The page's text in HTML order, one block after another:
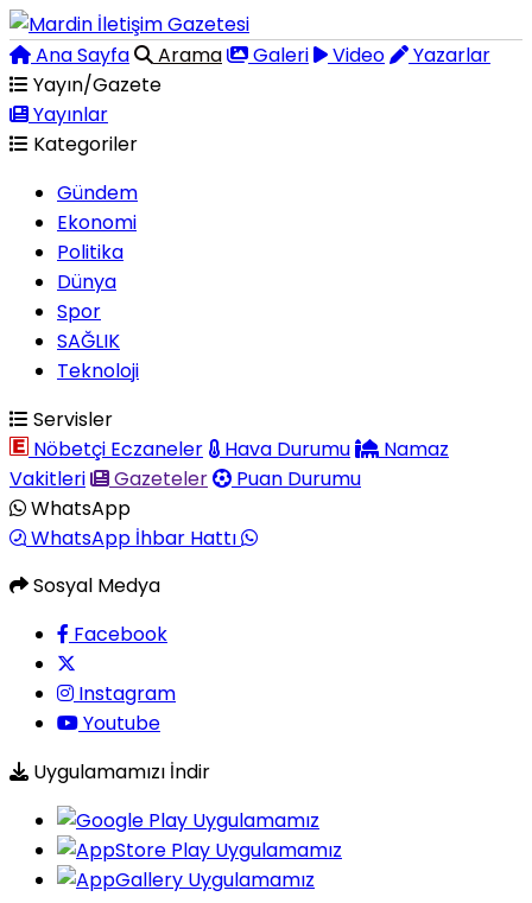
Ana Sayfa Arama Galeri Video
Yazarlar
Yayın/Gazete
Yayınlar
Kategoriler
Gündem
Ekonomi
Politika
Dünya
Spor
SAĞLIK
Teknoloji
Servisler
Nöbetçi Eczaneler
Hava Durumu
Namaz
Vakitleri
Gazeteler
Puan Durumu
WhatsApp
WhatsApp İhbar Hattı
Sosyal Medya
Facebook
Instagram
Youtube
Uygulamamızı İndir